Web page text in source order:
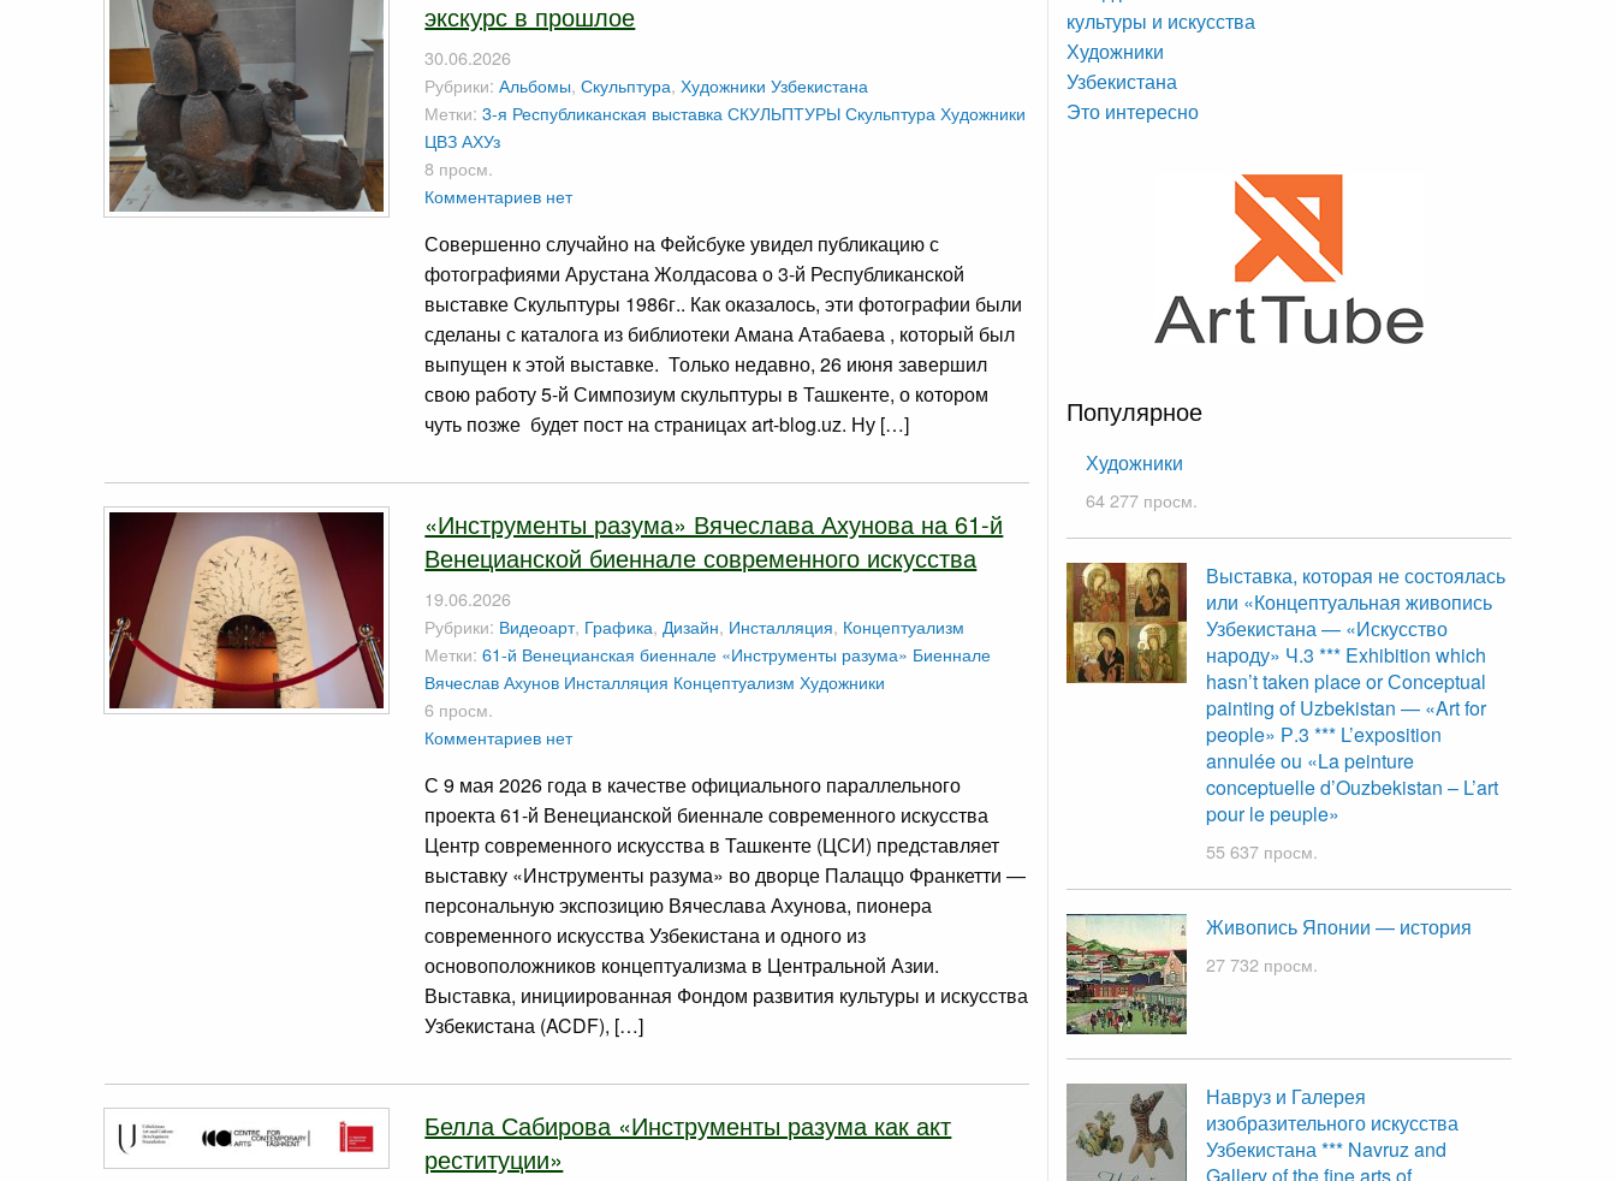
экскурс в прошлое
30.06.2026
Рубрики:Альбомы,Скульптура,Художники Узбекистана
Метки:3-я Республиканская выставка СКУЛЬПТУРЫ Скульптура Художники
ЦВЗ АХУз
8 просм.
Комментариев нет
Совершенно случайно на Фейсбуке увидел публикацию с
фотографиями Арустана Жолдасова о 3-й Республиканской
выставке Скульптуры 1986г.. Как оказалось, эти фотографии были
сделаны с каталога из библиотеки Амана Атабаева , который был
выпущен к этой выставке. Только недавно, 26 июня завершил
свою работу 5-й Симпозиум скульптуры в Ташкенте, о котором
чуть позже будет пост на страницах art-blog.uz. Ну […]
«Инструменты разума» Вячеслава Ахунова на 61-й
Венецианской биеннале современного искусства
19.06.2026
Рубрики: Видеоарт, Графика, Дизайн, Инсталляция, Концептуализм
Метки:61-й Венецианская биеннале «Инструменты разума» Биеннале
Вячеслав Ахунов Инсталляция Концептуализм Художники
6 просм.
Комментариев нет
С 9 мая 2026 года в качестве официального параллельного
проекта 61-й Венецианской биеннале современного искусства
Центр современного искусства в Ташкенте (ЦСИ) представляет
выставку «Инструменты разума» во дворце Палаццо Франкетти —
персональную экспозицию Вячеслава Ахунова, пионера
современного искусства Узбекистана и одного из
основоположников концептуализма в Центральной Азии.
Выставка, инициированная Фондом развития культуры и искусства
Узбекистана (ACDF), […]
Белла Сабирова «Инструменты разума как акт
реституции»
культуры и искусства
Художники
Узбекистана
Это интересно
Популярное
Художники
64 277 просм.
Выставка, которая не состоялась
или «Концептуальная живопись
Узбекистана — «Искусство
народу» Ч.3 *** Exhibition which
hasn’t taken place or Сonceptual
painting of Uzbekistan — «Art for
people» Р.3 *** L’exposition
annulée ou «La peinture
conceptuelle d’Ouzbekistan – L’art
pour le peuple»
55 637 просм.
Живопись Японии — история
27 732 просм.
Навруз и Галерея
изобразительного искусства
Узбекистана *** Navruz and